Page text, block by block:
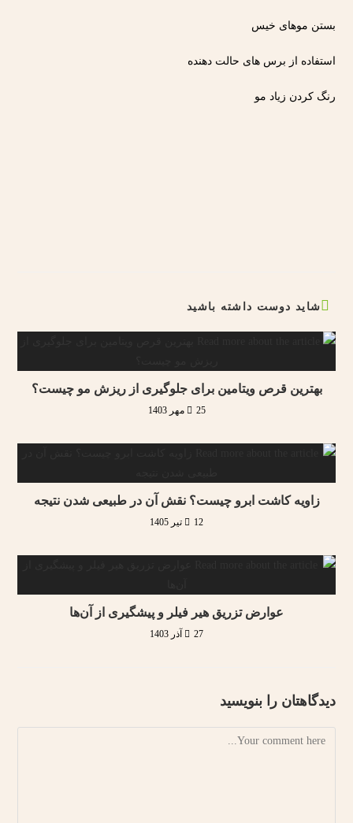
بستن موهای خیس
استفاده از برس های حالت دهنده
رنگ کردن زیاد مو
شاید دوست داشته باشید
بهترین قرص ویتامین برای جلوگیری از ریزش مو چیست؟
25 مهر 1403
زاویه کاشت ابرو چیست؟ نقش آن در طبیعی شدن نتیجه
12 تیر 1405
عوارض‌ تزریق‌ هیر‌ فیلر‌ و‌ پیشگیری‌ از‌ آن‌ها
27 آذر 1403
دیدگاهتان را بنویسید